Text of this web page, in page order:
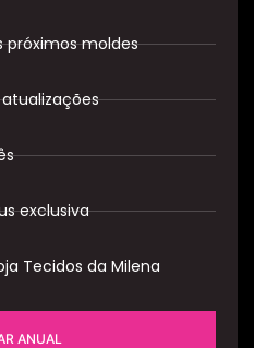
próximos moldes
exclusiva​
Tecidos da Milena
ANUAL